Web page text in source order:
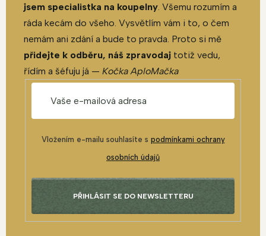
jsem specialistka na koupelny . Všemu rozumím a
ráda kecám do všeho. Vysvětlím vám i to, o čem
nemám ani zdání a bude to pravda. Proto si mě
přidejte k odběru, náš zpravodaj totiž vedu,
řídím a šéfuju já — Kočka AploMačka
Vložením e-mailu souhlasíte s podmínkami ochrany
osobních údajů
PŘIHLÁSIT SE DO NEWSLETTERU